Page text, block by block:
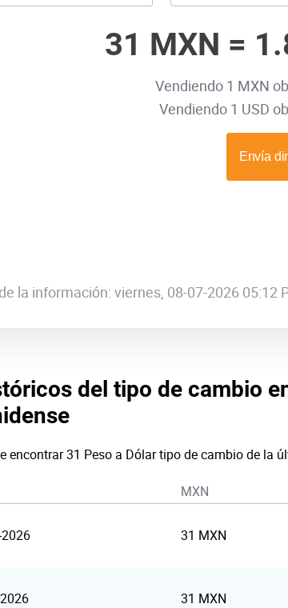
31 MXN =
Vendiendo 1 MXN
Vendiendo 1 USD
la información: viernes, 08-07-2026 05:12
del tipo de cambio
encontrar 31 Peso a Dólar tipo de cambio de la
MXN
31 MXN
31 MXN